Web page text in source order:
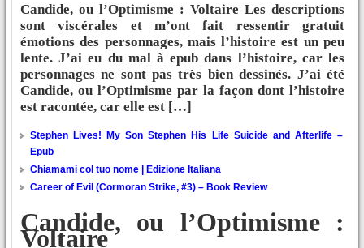
Candide, ou l’Optimisme : Voltaire Les descriptions
sont viscérales et m’ont fait ressentir gratuit
émotions des personnages, mais l’histoire est un peu
lente. J’ai eu du mal à epub dans l’histoire, car les
personnages ne sont pas très bien dessinés. J’ai été
Candide, ou l’Optimisme par la façon dont l’histoire
est racontée, car elle est […]
Stephen Lives! My Son Stephen His Life Suicide and Afterlife –
Epub
Chiamami col tuo nome | Edizione Italiana
Career of Evil (Cormoran Strike, #3) – Book Review
Candide, ou l’Optimisme :
Voltaire